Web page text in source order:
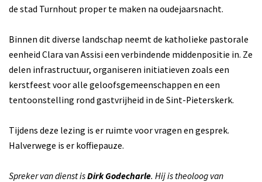
de stad Turnhout proper te maken na oudejaarsnacht.
Binnen dit diverse landschap neemt de katholieke pastorale
eenheid Clara van Assisi een verbindende middenpositie in. Ze
delen infrastructuur, organiseren initiatieven zoals een
kerstfeest voor alle geloofsgemeenschappen en een
tentoonstelling rond gastvrijheid in de Sint-Pieterskerk.
Tijdens deze lezing is er ruimte voor vragen en gesprek.
Halverwege is er koffiepauze.
Spreker van dienst isDirk Godecharle. Hij is theoloog van